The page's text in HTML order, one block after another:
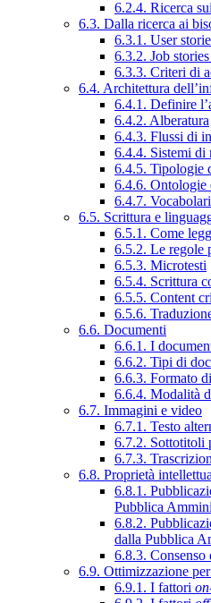
6.2.4. Ricerca
6.3. Dalla ricerca ai
6.3.1. User
6.3.2. Job
6.3.3. Criteri di
6.4. Architettura
6.4.1. Definire
6.4.2. Alberatura
6.4.3. Flussi di
6.4.4. Sistemi di
6.4.5. Tipologie
6.4.6. Ontologie
6.4.7.
6.5. Scrittura e
6.5.1. Come
6.5.2. Le regole
6.5.3. Microtesti
6.5.4. Scrittura
6.5.5. Content
6.5.6.
6.6. Documenti
6.6.1. I
6.6.2. Tipi di
6.6.3. Formato
6.6.4. Modalità
6.7. Immagini e video
6.7.1. Testo
6.7.2. Sottotitoli
6.7.3.
6.8. Proprietà
6.8.1.
Pubblica
6.8.2.
dalla Pubblica
6.8.3. Consenso
6.9. Ottimizzazione
6.9.1. I fattori